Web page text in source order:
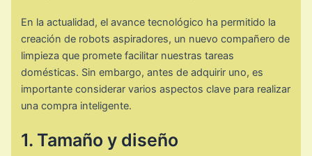
En la actualidad, el avance tecnológico ha permitido la
creación de robots aspiradores, un nuevo compañero de
limpieza que promete facilitar nuestras tareas
domésticas. Sin embargo, antes de adquirir uno, es
importante considerar varios aspectos clave para realizar
una compra inteligente.
1. Tamaño y diseño